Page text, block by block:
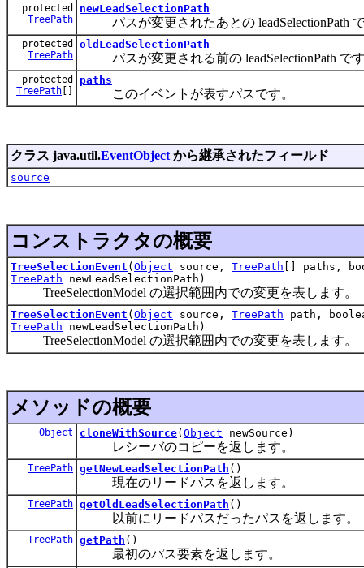
protected
TreePath
newLeadSelectionPath
パスが変更されたあとの leadSelectionPath
protected
TreePath
oldLeadSelectionPath
パスが変更される前の leadSelectionPath で
protected
TreePath []
paths
このイベントが表すパスです。
クラス java.util.EventObject から継承されたフィールド
source
コンストラクタの概要
TreeSelectionEvent ( Object source, TreePath [] paths,
TreePath newLeadSelectionPath)
TreeSelectionModel の選択範囲内での変更を表します。
TreeSelectionEvent ( Object source, TreePath path,
TreePath newLeadSelectionPath)
TreeSelectionModel の選択範囲内での変更を表します。
メソッドの概要
Object cloneWithSource( Object newSource)
レシーバのコピーを返します。
TreePath getNewLeadSelectionPath ()
現在のリードパスを返します。
TreePath getOldLeadSelectionPath ()
以前にリードパスだったパスを返します。
TreePath getPath ()
最初のパス要素を返します。